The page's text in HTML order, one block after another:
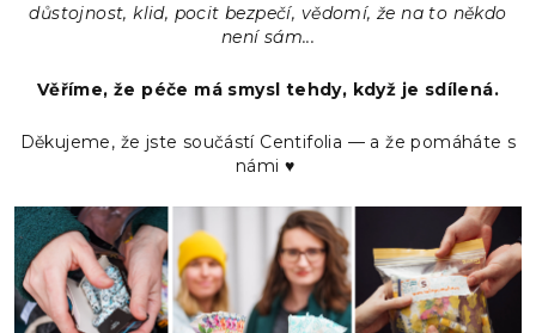
důstojnost,klid, pocit bezpečí, vědomí, že na to někdo
není sám...
Věříme, že péče má smysl tehdy, když je sdílená.
Děkujeme, že jste součástí Centifolia — a že pomáháte s
námi ♥️